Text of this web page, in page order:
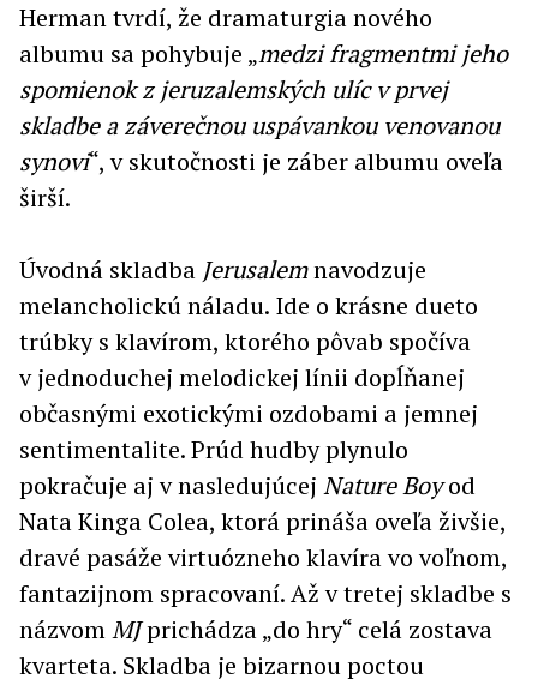
Herman tvrdí, že dramaturgia nového
albumu sa pohybuje „medzi fragmentmi jeho
spomienok z jeruzalemských ulíc v prvej
skladbe a záverečnou uspávankou venovanou
synovi“, v skutočnosti je záber albumu oveľa
širší.
Úvodná skladba Jerusalemnavodzuje
melancholickú náladu. Ide o krásne dueto
trúbky s klavírom, ktorého pôvab spočíva
v jednoduchej melodickej línii dopĺňanej
občasnými exotickými ozdobami a jemnej
sentimentalite. Prúd hudby plynulo
pokračuje aj v nasledujúcej Nature Boyod
Nata Kinga Colea, ktorá prináša oveľa živšie,
dravé pasáže virtuózneho klavíra vo voľnom,
fantazijnom spracovaní. Až v tretej skladbe s
názvomMJprichádza „do hry“ celá zostava
kvarteta. Skladba je bizarnou poctou